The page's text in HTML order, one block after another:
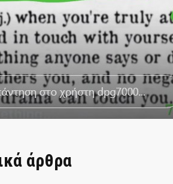
άρθρα